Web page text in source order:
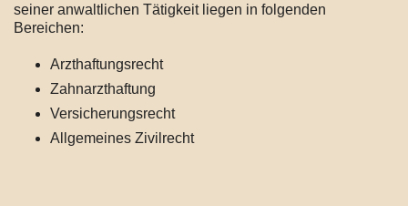
seiner anwaltlichen Tätigkeit liegen in folgenden
Bereichen:
Arzthaftungsrecht
Zahnarzthaftung
Versicherungsrecht
Allgemeines Zivilrecht